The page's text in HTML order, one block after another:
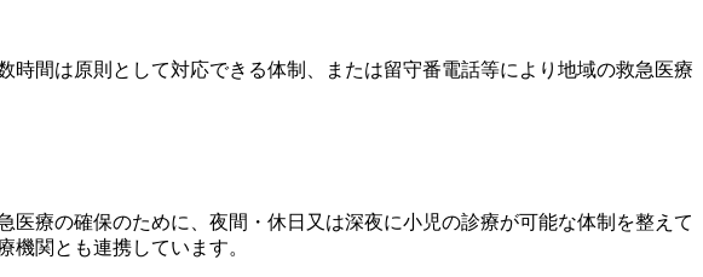
間は原則として対応できる体制、または留守番電話等により地域の救急医療
療の確保のために、夜間・休日又は深夜に小児の診療が可能な体制を整えて
関とも連携しています。